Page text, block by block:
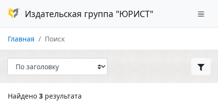
Издательская группа "ЮРИСТ"
Главная Поиск
Найдено 3 результата